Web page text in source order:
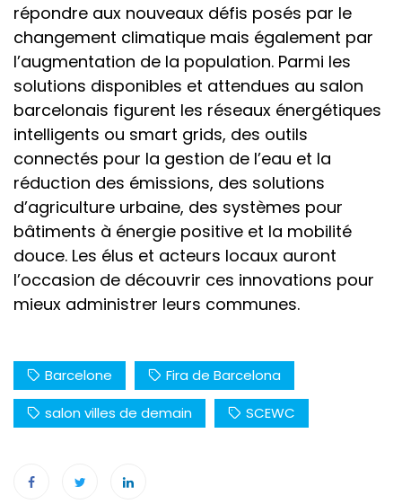
répondre aux nouveaux défis posés par le
changement climatique mais également par
l’augmentation de la population. Parmi les
solutions disponibles et attendues au salon
barcelonais figurent les réseaux énergétiques
intelligents ou smart grids, des outils
connectés pour la gestion de l’eau et la
réduction des émissions, des solutions
d’agriculture urbaine, des systèmes pour
bâtiments à énergie positive et la mobilité
douce. Les élus et acteurs locaux auront
l’occasion de découvrir ces innovations pour
mieux administrer leurs communes.
Barcelone
Fira de Barcelona
salon villes de demain
SCEWC